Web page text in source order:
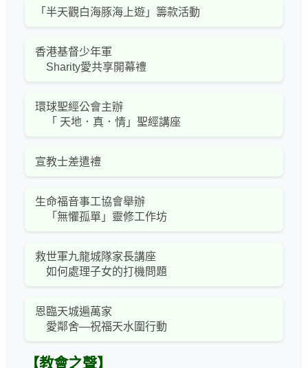
「半天觀白海豚海上遊」籌款活動
香港基督少年軍
Sharity愛共享開幕禮
環球聖經公會主辦
「 天地．真．情」聖經講座
宣教士差遣禮
生命福音事工協會舉辦
「無懼孤單」靈修工作坊
救世軍九龍城隊家長講座
如何處理子女的打機問題
恩臨天城遍萬家
愛鄰舍—祝福天水圍行動
【教會之聲】